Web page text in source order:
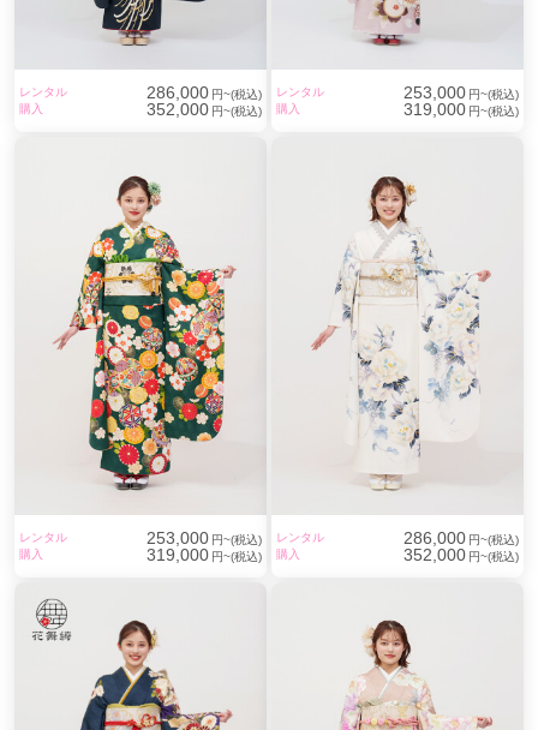
レンタル 286,000 円~(税込)
購入
352,000 円~(税込)
レンタル 253,000 円~(税込)
購入
319,000 円~(税込)
レンタル 253,000 円~(税込)
購入
319,000 円~(税込)
レンタル 286,000 円~(税込)
購入
352,000 円~(税込)